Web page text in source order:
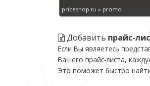
priceshop.ru » promo
Добавить прайс-
Если Вы являетесь
Вашего прайс-листа,
Это поможет быстро